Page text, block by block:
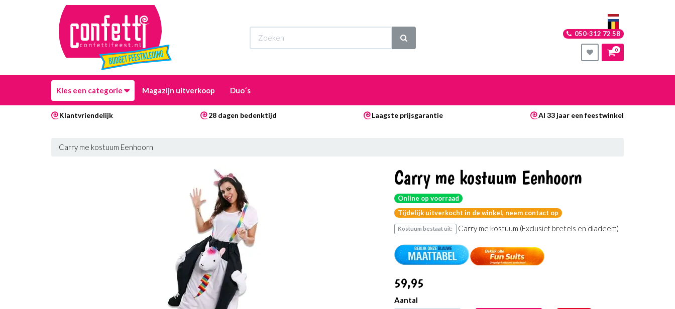
050-312 72 58
0
Kies een categorie Magazijn uitverkoop Duo´s
Klantvriendelijk 28 dagen bedenktijd Laagste prijsgarantie Al 33 jaar een feestwinkel
Carry me kostuum Eenhoorn
Carry me kostuum Eenhoorn
Online op voorraad
Tijdelijk uitverkocht in de winkel, neem contact op
Kostuum bestaat uit: Carry me kostuum (Exclusief bretels en diadeem)
59,95
Aantal